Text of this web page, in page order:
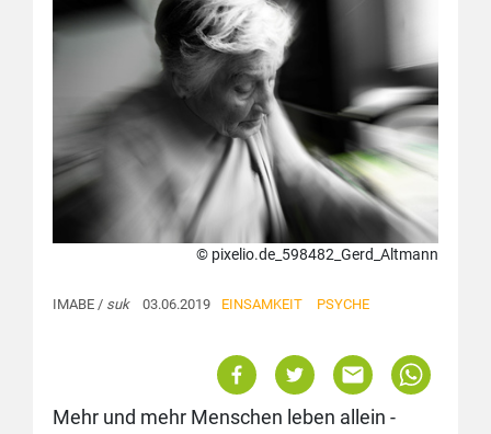
© pixelio.de_598482_Gerd_Altmann
IMABE / suk03.06.2019 EINSAMKEIT PSYCHE
Mehr und mehr Menschen leben allein -